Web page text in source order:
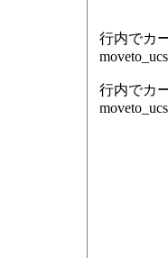
行内でカ
行内でカ